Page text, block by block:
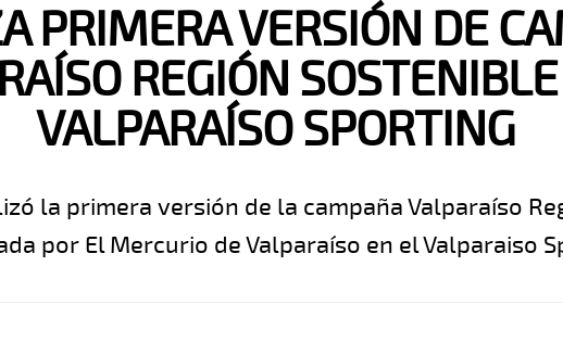
PRIMERA VERSIÓN DE
REGIÓN
VALPARAÍSO SPORTING
la primera versión de la campaña Valparaíso
por El Mercurio de Valparaíso en el Valparaiso